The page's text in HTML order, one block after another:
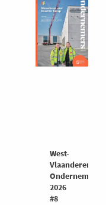
West-
Vlaanderen
Ondernemers
2026
#8